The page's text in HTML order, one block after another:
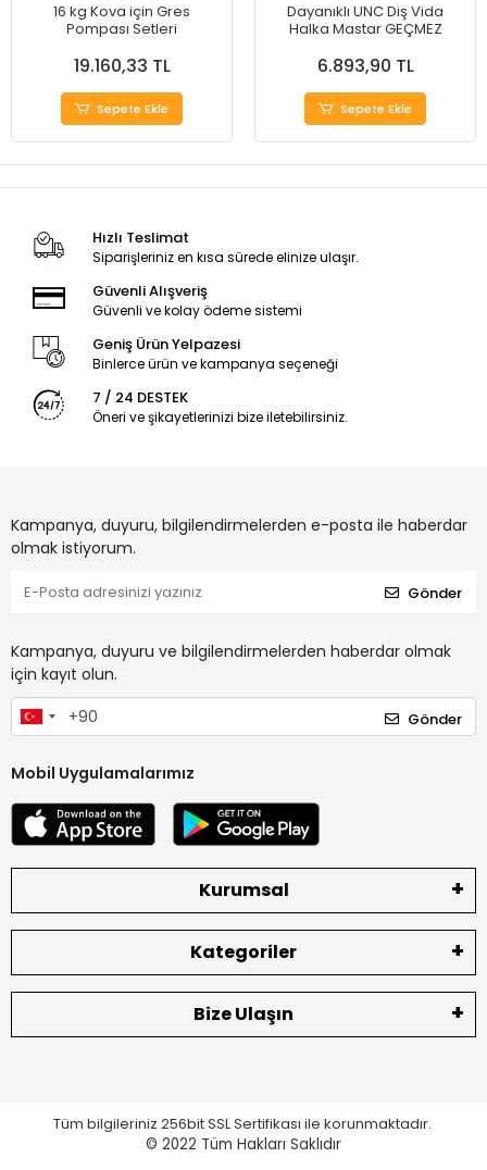
16 kg Kova için Gres
Pompası Setleri
19.160,33 TL
Sepete Ekle
Dayanıklı UNC Diş Vida
Halka Mastar GEÇMEZ
6.893,90 TL
Sepete Ekle
Hızlı Teslimat
Siparişleriniz en kısa sürede elinize ulaşır.
Güvenli Alışveriş
Güvenli ve kolay ödeme sistemi
Geniş Ürün Yelpazesi
Binlerce ürün ve kampanya seçeneği
7 / 24 DESTEK
Öneri ve şikayetlerinizi bize iletebilirsiniz.
Kampanya, duyuru, bilgilendirmelerden e-posta ile haberdar
olmak istiyorum.
Gönder
Kampanya, duyuru ve bilgilendirmelerden haberdar olmak
için kayıt olun.
Gönder
Mobil Uygulamalarımız
Kurumsal
Kategoriler
Bize Ulaşın
Tüm bilgileriniz 256bit SSL Sertifikası ile korunmaktadır.
© 2022 Tüm Hakları Saklıdır